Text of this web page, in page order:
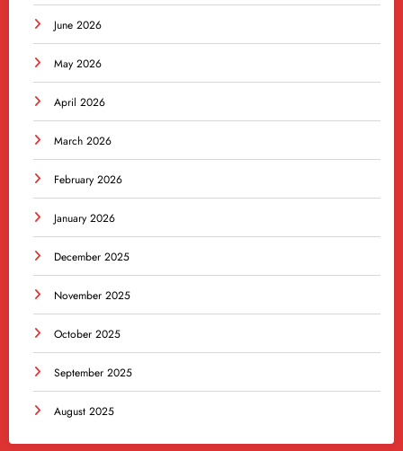
June 2026
May 2026
April 2026
March 2026
February 2026
January 2026
December 2025
November 2025
October 2025
September 2025
August 2025